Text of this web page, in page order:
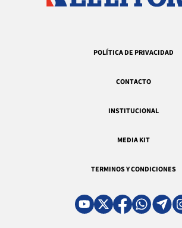
POLÍTICA DE PRIVACIDAD
CONTACTO
INSTITUCIONAL
MEDIA KIT
TERMINOS Y CONDICIONES